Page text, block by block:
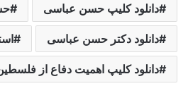
دانلود کلیپ حسن عباسی
دانلود دکتر حسن عباسی
دانلود کلیپ اهمیت دفاع از